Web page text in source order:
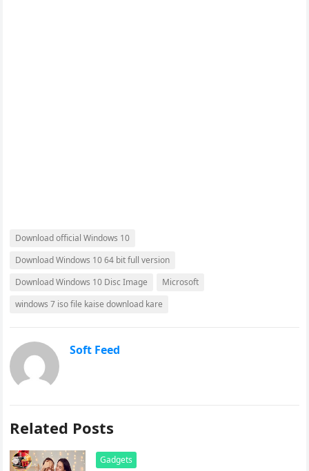
Download official Windows 10
Download Windows 10 64 bit full version
Download Windows 10 Disc Image
Microsoft
windows 7 iso file kaise download kare
Soft Feed
Related Posts
Gadgets